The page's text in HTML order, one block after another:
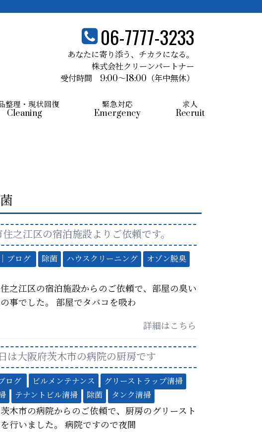
06-7777-3233
あなたに寄り添う、 チカラになる。
株式会社クリーンパートナー
受付時間 9:00～18:00 （年中無休）
整理・現状回復
Cleaning
緊急対応
Emergency
求人
Recruit
之江区の宿泊施設よりご依頼です。
ブログ 除菌 ハウスクリーニング
オゾン脱臭
之江区の宿泊施設からのご依頼で、部屋の臭い
事でした。 部屋でタバコを吸わ
詳細はこちら
は大阪府茨木市の病院の厨房です
ログ ビルメンテナンス
グリーストラップ清掃
テナントビル清掃 除菌 タンク清掃
木市の病院からのご依頼で、厨房のグリースト
行いました。 病院ですので夜間